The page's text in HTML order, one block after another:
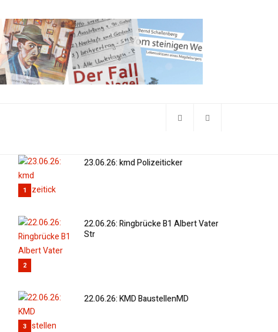
1
23.06.26: kmd Polizeiticker
2
22.06.26: Ringbrücke B1 Albert Vater
Str
3
22.06.26: KMD BaustellenMD